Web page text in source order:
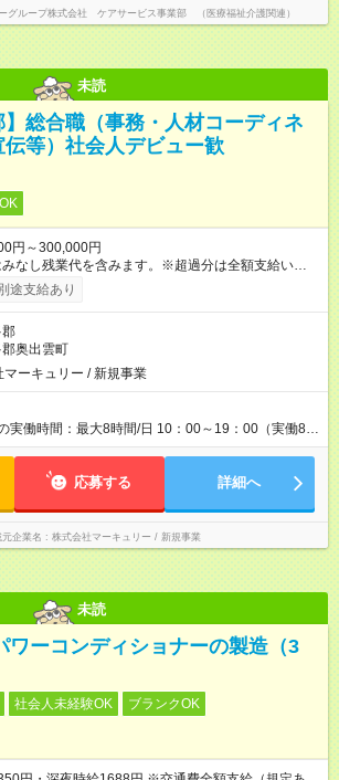
グループ株式会社 ケアサービス事業部 （医療福祉介護関連）
未読
】総合職（事務・人材コーディネ
等）社会人デビュー歓
円～300,000円
なし残業代を含みます。※超過分は全額支給いたし
し残業代 14,616円／月 みなし残業時間 10時間／月
ルを考慮の上、当社規程により決定します。 ーー
次昇給」があり、仕事での成果にあわせて昇給しま
っている人は、上長の裁量でさらにプラスの昇給
。努力や成長が収入につながる環境です。 【試用
間あり 試用期間の長さ：3ヶ月 雇用形態、給与は
じです。
途支給あり
奥出雲町
マーキュリー / 新規事業
：最大8時間/日 10：00～19：00（実働8時
） ※勤務地により、異なる場合あり ＼残業は月平
きやすい環境になるよう「働き方改革」を推進中
方、ぜひご応募ください♪
応募する 詳細へ
元企業名 株式会社マーキュリー / 新規事業
未読
ワーコンディショナーの製造（3
社会人未経験OK
ブランクOK